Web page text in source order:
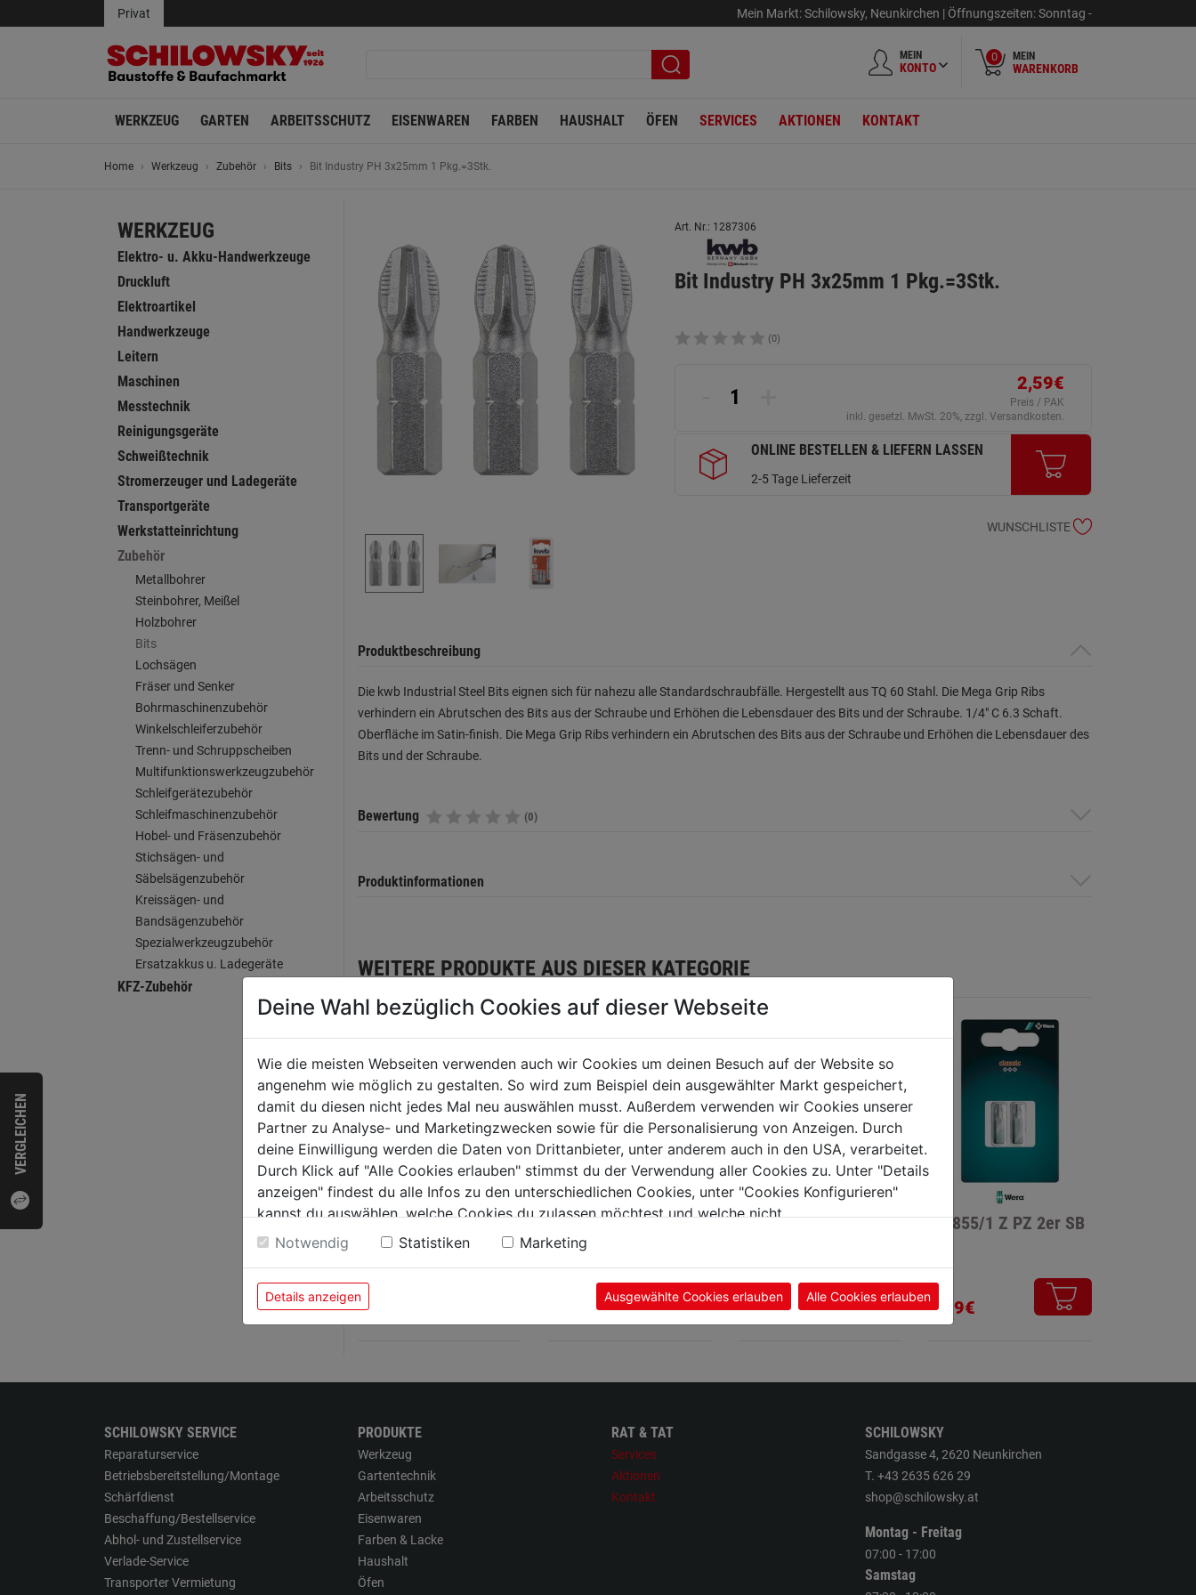
VERGLEICHEN
Privat Mein Markt:Schilowsky, Neunkirchen | Öffnungszeiten:Sonntag -
MEIN
KONTO
0 MEIN
WARENKORB
WERKZEUG GARTEN ARBEITSSCHUTZ EISENWAREN FARBEN HAUSHALT ÖFEN SERVICES AKTIONEN KONTAKT
Home Werkzeug Zubehör Bits Bit Industry PH 3x25mm 1 Pkg.=3Stk.
WERKZEUG
Elektro- u. Akku-Handwerkzeuge
Druckluft
Elektroartikel
Handwerkzeuge
Leitern
Maschinen
Messtechnik
Reinigungsgeräte
Schweißtechnik
Stromerzeuger und Ladegeräte
Transportgeräte
Werkstatteinrichtung
Zubehör
Metallbohrer
Steinbohrer, Meißel
Holzbohrer
Bits
Lochsägen
Fräser und Senker
Bohrmaschinenzubehör
Winkelschleiferzubehör
Trenn- und Schruppscheiben
Multifunktionswerkzeugzubehör
Schleifgerätezubehör
Schleifmaschinenzubehör
Hobel- und Fräsenzubehör
Stichsägen- und
Säbelsägenzubehör
Kreissägen- und
Bandsägenzubehör
Spezialwerkzeugzubehör
Ersatzakkus u. Ladegeräte
KFZ-Zubehör
Art. Nr.: 1287306
Bit Industry PH 3x25mm 1 Pkg.=3Stk.
(0)
2,59€
Preis / PAK
inkl. gesetzl. MwSt. 20%, zzgl. Versandkosten.
ONLINE BESTELLEN & LIEFERN LASSEN
2-5 Tage Lieferzeit
WUNSCHLISTE
Produktbeschreibung
Die kwb Industrial Steel Bits eignen sich für nahezu alle Standardschraubfälle. Hergestellt aus TQ 60 Stahl. Die Mega Grip Ribs
verhindern ein Abrutschen des Bits aus der Schraube und Erhöhen die Lebensdauer des Bits und der Schraube. 1/4" C 6.3 Schaft.
Oberfläche im Satin-finish. Die Mega Grip Ribs verhindern ein Abrutschen des Bits aus der Schraube und Erhöhen die Lebensdauer des
Bits und der Schraube.
Bewertung (0)
Produktinformationen
WEITERE PRODUKTE AUS DIESER KATEGORIE
Hakenschrauber Bit
2tlg.
2,69€
Bit-Box Schlitz PH PZ
7tlg.
Bit 851/1 Z PH 2er SB
2,89€
Bit 855/1 Z PZ 2er SB
2,89€
SCHILOWSKY SERVICE
Reparaturservice
Betriebsbereitstellung/Montage
Schärfdienst
Beschaffung/Bestellservice
Abhol- und Zustellservice
Verlade-Service
Transporter Vermietung
PRODUKTE
Werkzeug
Gartentechnik
Arbeitsschutz
Eisenwaren
Farben & Lacke
Haushalt
Öfen
RAT & TAT
Services
Aktionen
Kontakt
SCHILOWSKY
Sandgasse 4, 2620 Neunkirchen
T. +43 2635 626 29
shop@schilowsky.at
Montag - Freitag
07:00 - 17:00
Samstag
Deine Wahl bezüglich Cookies auf dieser Webseite
Wie die meisten Webseiten verwenden auch wir Cookies um deinen Besuch auf der Website so
angenehm wie möglich zu gestalten. So wird zum Beispiel dein ausgewählter Markt gespeichert,
damit du diesen nicht jedes Mal neu auswählen musst. Außerdem verwenden wir Cookies unserer
Partner zu Analyse- und Marketingzwecken sowie für die Personalisierung von Anzeigen. Durch
deine Einwilligung werden die Daten von Drittanbieter, unter anderem auch in den USA, verarbeitet.
Durch Klick auf "Alle Cookies erlauben" stimmst du der Verwendung aller Cookies zu. Unter "Details
anzeigen" findest du alle Infos zu den unterschiedlichen Cookies, unter "Cookies Konfigurieren"
kannst du auswählen, welche Cookies du zulassen möchtest und welche nicht.
Weitere Informationen findest du in unserer
Datenschutzerklärung
Notwendig Statistiken Marketing
Details anzeigen Ausgewählte Cookies erlauben Alle Cookies erlauben